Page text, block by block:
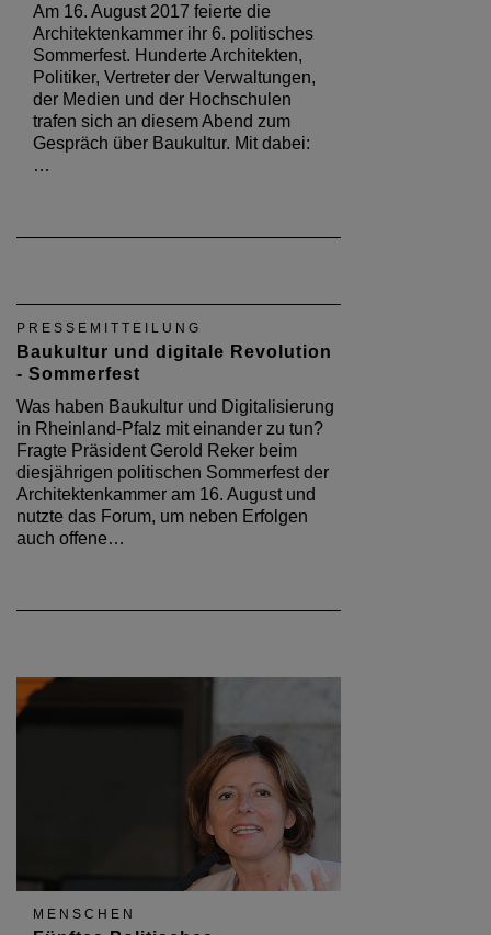
Am 16. August 2017 feierte die
Architektenkammer ihr 6. politisches
Sommerfest. Hunderte Architekten,
Politiker, Vertreter der Verwaltungen,
der Medien und der Hochschulen
trafen sich an diesem Abend zum
Gespräch über Baukultur. Mit dabei:
…
PRESSEMITTEILUNG
Baukultur und digitale Revolution
- Sommerfest
Was haben Baukultur und Digitalisierung
in Rheinland-Pfalz mit einander zu tun?
Fragte Präsident Gerold Reker beim
diesjährigen politischen Sommerfest der
Architektenkammer am 16. August und
nutzte das Forum, um neben Erfolgen
auch offene…
MENSCHEN